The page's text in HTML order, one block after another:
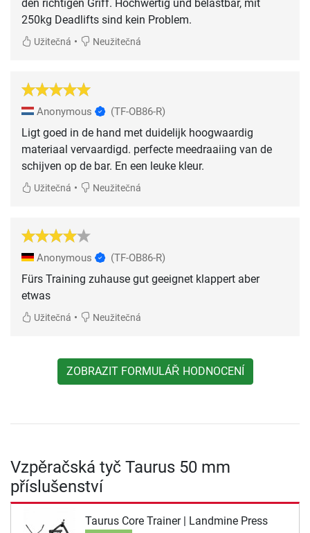
den richtigen Griff. Hochwertig und belastbar, mit
250kg Deadlifts sind kein Problem.
Užitečná • Neužitečná
Anonymous (TF-OB86-R)
Ligt goed in de hand met duidelijk hoogwaardig
materiaal vervaardigd. perfecte meedraaiing van de
schijven op de bar. En een leuke kleur.
Užitečná • Neužitečná
Anonymous (TF-OB86-R)
Fürs Training zuhause gut geeignet klappert aber
etwas
Užitečná • Neužitečná
ZOBRAZIT FORMULÁŘ HODNOCENÍ
Vzpěračská tyč Taurus 50 mm
příslušenství
Taurus Core Trainer | Landmine Press